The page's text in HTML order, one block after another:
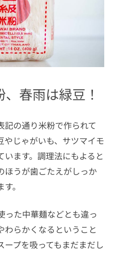
春雨は緑豆！
記の通り米粉で作られて
やじゃがいも、サツマイモ
います。調理法にもよると
ほうが歯ごたえがしっか
。
った中華麺などとも違っ
わらかくなるということ
ープを吸ってもまだまだし